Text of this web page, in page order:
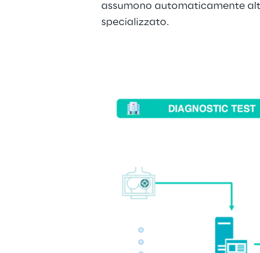
assumono automaticamente
specializzato.